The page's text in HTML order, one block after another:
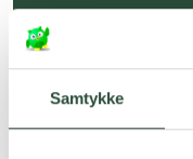
Samtykke
Få